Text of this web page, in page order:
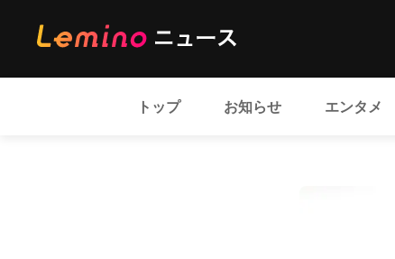
トップ お知らせ エンタメ